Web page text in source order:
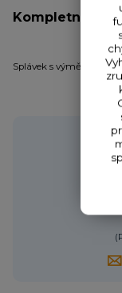
Kompletní
Splávek s výměnnou